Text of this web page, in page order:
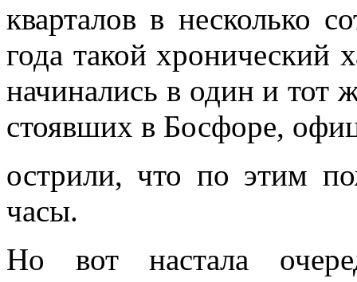
кварталов в несколь­ко
года такой хронический
начинались в один и тот
стоявших в Босфоре,
острили, что по этим
часы.
Но вот настала